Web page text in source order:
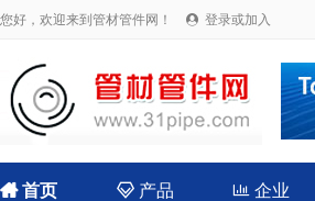
您好，欢迎来到管材管件网！  登录或加入
首页 产品  企业